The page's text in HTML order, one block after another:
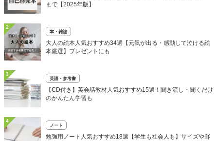
まで【2025年版】
2
本・雑誌
大人の絵本人気おすすめ34選【元気が出る・感動して泣ける絵
本厳選】プレゼントにも
3
英語・参考書
【CD付き】英会話教材人気おすすめ15選！聞き流し・聞くだけ
のかんたん学習も
4
ノート
勉強用ノート人気おすすめ18選【学生も社会人も】サイズや罫